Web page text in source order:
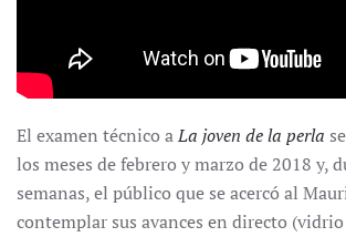
El examen técnico aLa joven de la perla
los meses de febrero y marzo de 2018 y,
semanas, el público que se acercó al
contemplar sus avances en directo